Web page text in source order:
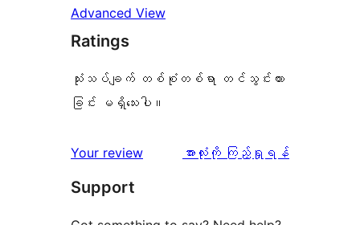
Advanced View
Ratings
သုံးသပ်ချက် တစ်စုံတစ်ရာ တင်သွင်းထား
ခြင်း မရှိသေးပါ။
Your review
သုံးသပ်
အားလုံးကို ကြည့်ရှုရန်
Support